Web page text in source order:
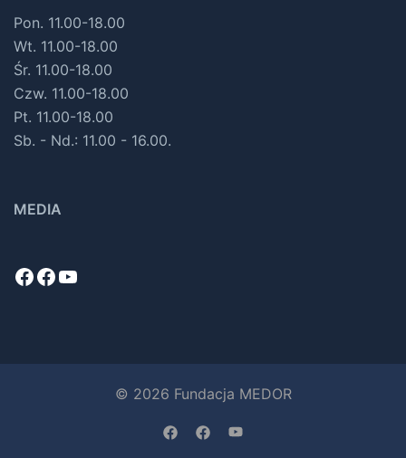
Pon. 11.00-18.00
Wt. 11.00-18.00
Śr. 11.00-18.00
Czw. 11.00-18.00
Pt. 11.00-18.00
Sb. - Nd.: 11.00 - 16.00.
MEDIA
Facebook
Facebook
YouTube
© 2026 Fundacja MEDOR